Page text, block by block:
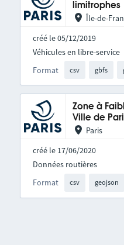
limitrophes
Île-de-
créé le 05/12/2019
Format csv gbfs
Véhicules en libre-service
Zone à
Ville de
Paris
créé le 17/06/2020
Format csv geojson
Données routières